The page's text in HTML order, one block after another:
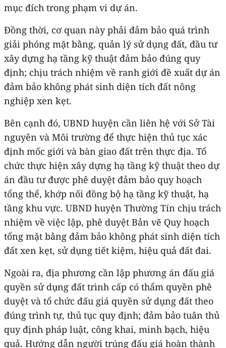
mục đích trong phạm vi dự án.
Đồng thời, cơ quan này phải đảm bảo quá trình
giải phóng mặt bằng, quản lý sử dụng đất, đầu tư
xây dựng hạ tầng kỹ thuật đảm bảo đúng quy
định; chịu trách nhiệm về ranh giới đề xuất dự án
đảm bảo không phát sinh diện tích đất nông
nghiệp xen kẹt.
Bên cạnh đó, UBND huyện cần liên hệ với Sở Tài
nguyên và Môi trường để thực hiện thủ tục xác
định mốc giới và bàn giao đất trên thực địa. Tổ
chức thực hiện xây dựng hạ tầng kỹ thuật theo dự
án đầu tư được phê duyệt đảm bảo quy hoạch
tổng thể, khớp nối đồng bộ hạ tầng kỹ thuật, hạ
tầng khu vực. UBND huyện Thường Tín chịu trách
nhiệm về việc lập, phê duyệt Bản vẽ Quy hoạch
tổng mặt bằng đảm bảo không phát sinh diện tích
đất xen kẹt, sử dụng tiết kiệm, hiệu quả đất đai.
Ngoài ra, địa phương cần lập phương án đấu giá
quyền sử dụng đất trình cấp có thẩm quyền phê
duyệt và tổ chức đấu giá quyền sử dụng đất theo
đúng trình tự, thủ tục quy định; đảm bảo tuân thủ
quy định pháp luật, công khai, minh bạch, hiệu
quả. Hướng dẫn người trúng đấu giá hoàn thành